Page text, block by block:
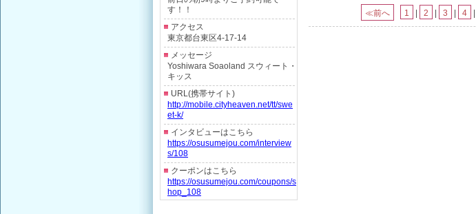
≪前へ 1 2 3 4
す！！
アクセス
東京都台東区4-17-14
メッセージ
Yoshiwara Soaoland スウィート・
キッス
URL(携帯サイト)
http://mobile.cityheaven.net/tt/swe
et-k/
インタビューはこちら
https://osusumejou.com/interview
s/108
クーポンはこちら
https://osusumejou.com/coupons/s
hop_108